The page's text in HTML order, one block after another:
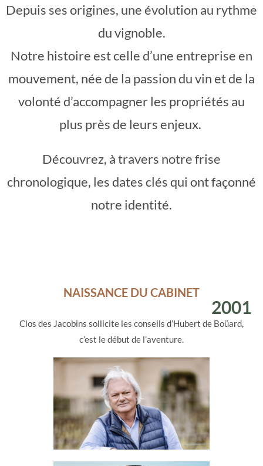
Depuis ses origines, une évolution au rythme
du vignoble.
Notre histoire est celle d’une entreprise en
mouvement, née de la passion du vin et de la
volonté d’accompagner les propriétés au
plus près de leurs enjeux.
Découvrez, à travers notre frise
chronologique, les dates clés qui ont façonné
notre identité.
NAISSANCE DU CABINET
2001
Clos des Jacobins sollicite les conseils d’Hubert de Boüard,
c’est le début de l’aventure.